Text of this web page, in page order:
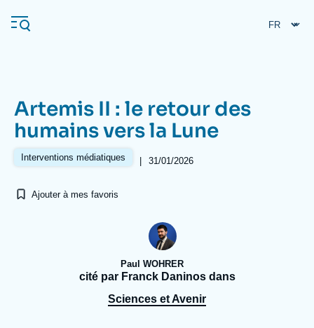
au
contenu
Navigation
principale
L'Ifri
Analyses
Recherches fréquentes
Proche-Orient
Artemis II : le retour des
humains vers la Lune
Interventions médiatiques | 31/01/2026
Ajouter à mes favoris
Paul WOHRER
cité par Franck Daninos dans
Sciences et Avenir